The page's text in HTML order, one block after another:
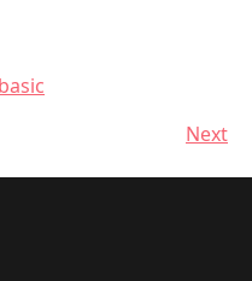
Next